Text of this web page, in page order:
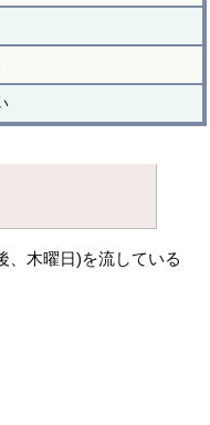
、木曜日)を流している